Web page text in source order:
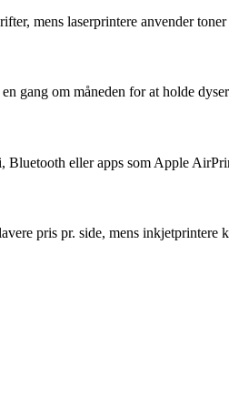
mens laserprintere anvender
gang om måneden for at holde
Bluetooth eller apps som Apple
pris pr. side, mens